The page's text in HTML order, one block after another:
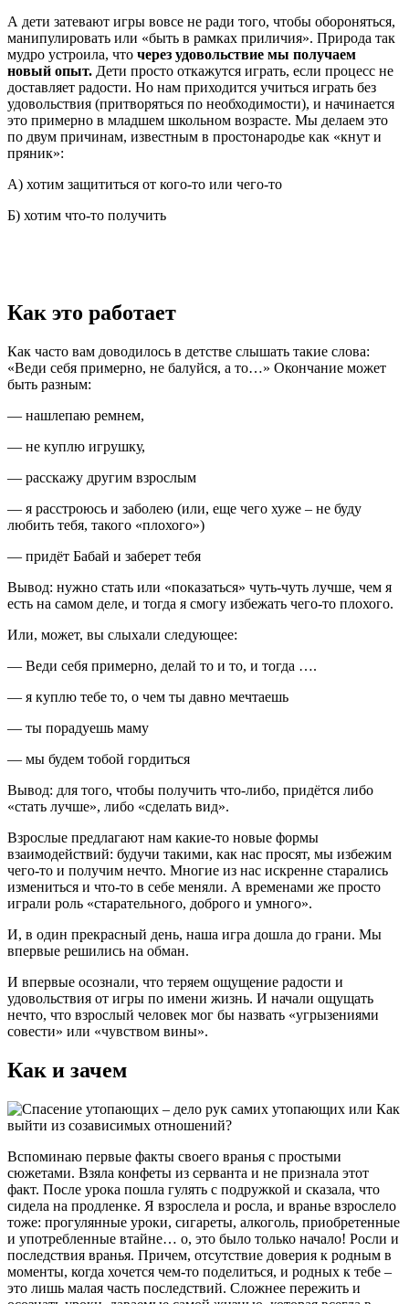
А дети затевают игры вовсе не ради того, чтобы обороняться,
манипулировать или «быть в рамках приличия». Природа так
мудро устроила, что через удовольствие мы получаем
новый опыт. Дети просто откажутся играть, если процесс не
доставляет радости. Но нам приходится учиться играть без
удовольствия (притворяться по необходимости), и начинается
это примерно в младшем школьном возрасте. Мы делаем это
по двум причинам, известным в простонародье как «кнут и
пряник»:
А) хотим защититься от кого-то или чего-то
Б) хотим что-то получить
Как это работает
Как часто вам доводилось в детстве слышать такие слова:
«Веди себя примерно, не балуйся, а то…» Окончание может
быть разным:
— нашлепаю ремнем,
— не куплю игрушку,
— расскажу другим взрослым
— я расстроюсь и заболею (или, еще чего хуже – не буду
любить тебя, такого «плохого»)
— придёт Бабай и заберет тебя
Вывод: нужно стать или «показаться» чуть-чуть лучше, чем я
есть на самом деле, и тогда я смогу избежать чего-то плохого.
Или, может, вы слыхали следующее:
— Веди себя примерно, делай то и то, и тогда ….
— я куплю тебе то, о чем ты давно мечтаешь
— ты порадуешь маму
— мы будем тобой гордиться
Вывод: для того, чтобы получить что-либо, придётся либо
«стать лучше», либо «сделать вид».
Взрослые предлагают нам какие-то новые формы
взаимодействий: будучи такими, как нас просят, мы избежим
чего-то и получим нечто. Многие из нас искренне старались
измениться и что-то в себе меняли. А временами же просто
играли роль «старательного, доброго и умного».
И, в один прекрасный день, наша игра дошла до грани. Мы
впервые решились на обман.
И впервые осознали, что теряем ощущение радости и
удовольствия от игры по имени жизнь. И начали ощущать
нечто, что взрослый человек мог бы назвать «угрызениями
совести» или «чувством вины».
Как и зачем
Вспоминаю первые факты своего вранья с простыми
сюжетами. Взяла конфеты из серванта и не признала этот
факт. После урока пошла гулять с подружкой и сказала, что
сидела на продленке. Я взрослела и росла, и вранье взрослело
тоже: прогулянные уроки, сигареты, алкоголь, приобретенные
и употребленные втайне… о, это было только начало! Росли и
последствия вранья. Причем, отсутствие доверия к родным в
моменты, когда хочется чем-то поделиться, и родных к тебе –
это лишь малая часть последствий. Сложнее пережить и